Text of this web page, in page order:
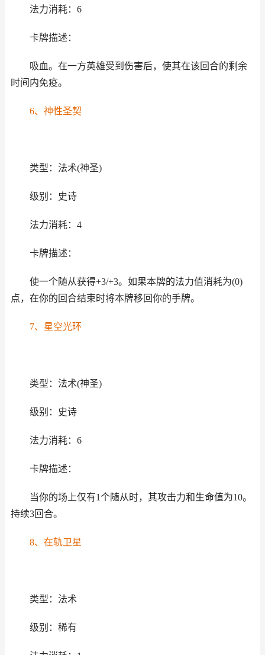
法力消耗：6
卡牌描述：
吸血。在一方英雄受到伤害后，使其在该回合的剩余
时间内免疫。
6、神性圣契
类型：法术(神圣)
级别：史诗
法力消耗：4
卡牌描述：
使一个随从获得+3/+3。如果本牌的法力值消耗为(0)
点，在你的回合结束时将本牌移回你的手牌。
7、星空光环
类型：法术(神圣)
级别：史诗
法力消耗：6
卡牌描述：
当你的场上仅有1个随从时，其攻击力和生命值为10。
持续3回合。
8、在轨卫星
类型：法术
级别：稀有